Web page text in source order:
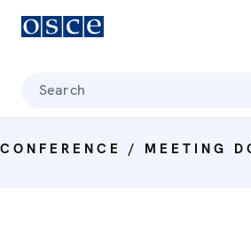
Search
CONFERENCE / MEETING